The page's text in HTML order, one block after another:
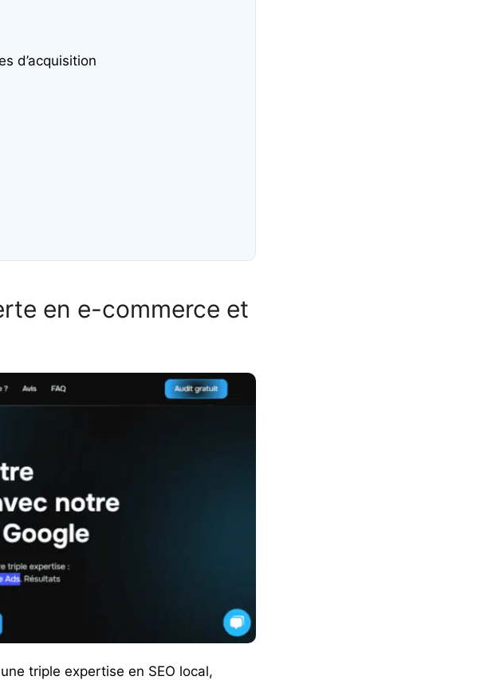
d’acquisition
en e-commerce et
triple expertise en SEO local,